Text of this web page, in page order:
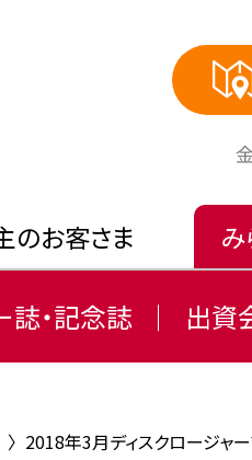
のお客さま
誌・記念誌 出資
〉 2018年3月ディスクロージャ